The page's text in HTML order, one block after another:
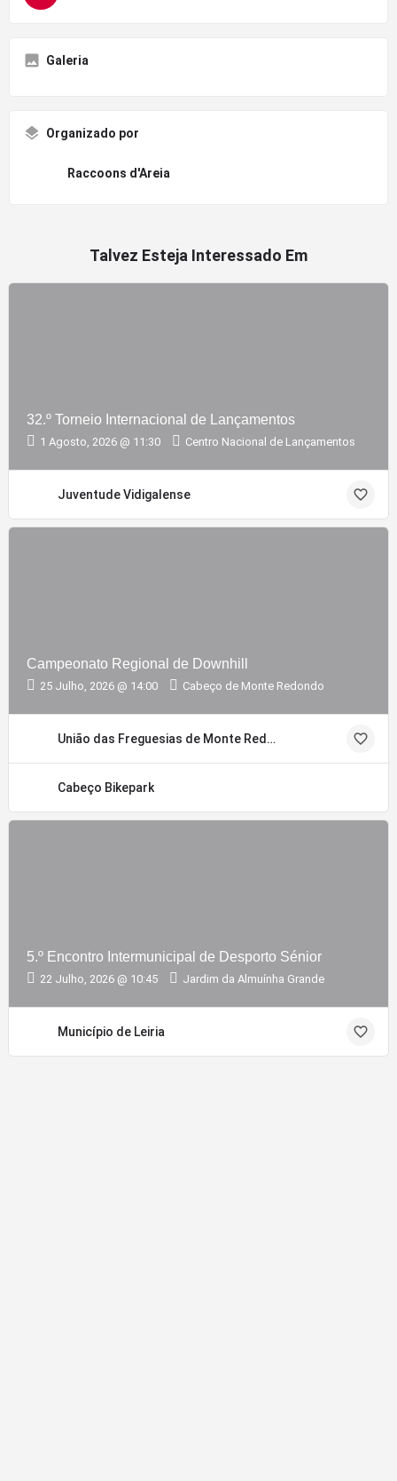
Galeria
Organizado por
Raccoons d'Areia
Talvez Esteja Interessado Em
32.º Torneio Internacional de Lançamentos
1 Agosto, 2026 @ 11:30 Centro Nacional de Lançamentos
Juventude Vidigalense
Campeonato Regional de Downhill
25 Julho, 2026 @ 14:00 Cabeço de Monte Redondo
União das Freguesias de Monte Redondo e Carreira
Cabeço Bikepark
5.º Encontro Intermunicipal de Desporto Sénior
22 Julho, 2026 @ 10:45 Jardim da Almuínha Grande
Município de Leiria